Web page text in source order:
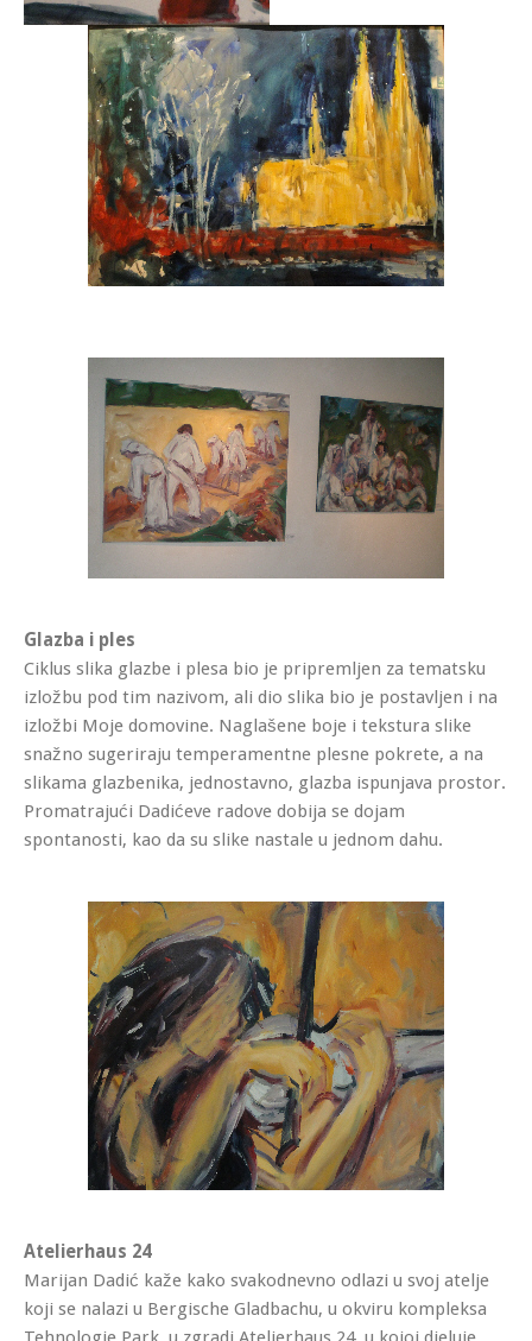
Glazba i ples
Ciklus slika glazbe i plesa bio je pripremljen za tematsku
izložbu pod tim nazivom, ali dio slika bio je postavljen i na
izložbi Moje domovine. Naglašene boje i tekstura slike
snažno sugeriraju temperamentne plesne pokrete, a na
slikama glazbenika, jednostavno, glazba ispunjava prostor.
Promatrajući Dadićeve radove dobija se dojam
spontanosti, kao da su slike nastale u jednom dahu.
Atelierhaus 24
Marijan Dadić kaže kako svakodnevno odlazi u svoj atelje
koji se nalazi u Bergische Gladbachu, u okviru kompleksa